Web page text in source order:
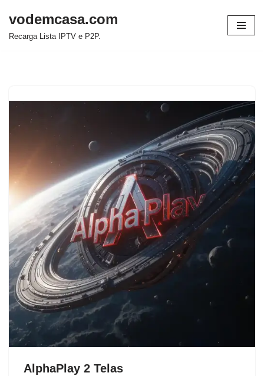
Pular
vodemcasa.com
Recarga Lista IPTV e P2P.
AlphaPlay 2 Telas